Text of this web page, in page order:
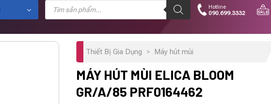
Tìm
kiếm
phẩm
Hotline
090.699.3332
Thiết Bị Gia Dụng > Máy hút mùi
MÁY HÚT MÙI ELICA BLOOM
GR/A/85 PRF0164462